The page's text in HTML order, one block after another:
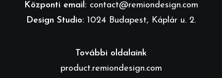
Központi email: contact@remiondesign.com
Design Studio: 1024 Budapest, Káplár u. 2.
További oldalaink
product.remiondesign.com